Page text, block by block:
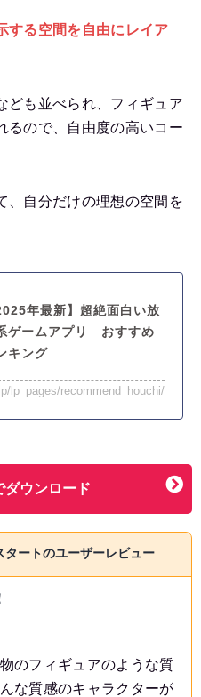
する空間を 自由にレイア
ども並べられ、フィギュア
るので、自由度の高いコー
、自分だけの理想の空間を
年最新】超絶面白い放
ゲームアプリ おすすめ
キング
lp_pages/recommend_houchi/
ウンロード
ートのユーザーレビュー
のフィギュアのような質
な質感のキャラクターが